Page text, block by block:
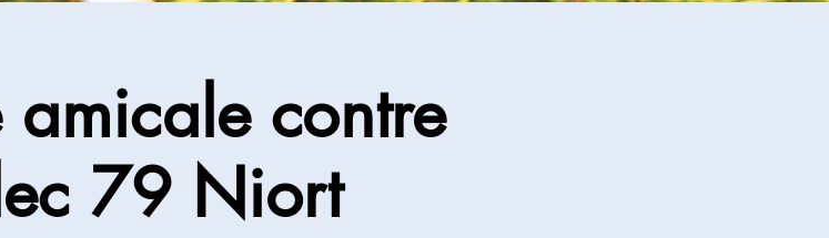
amicale contre
79 Niort